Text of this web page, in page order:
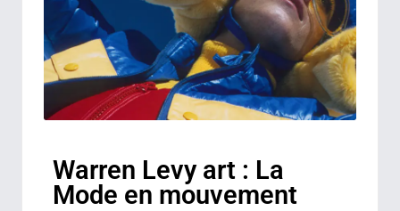
Warren Levy art : La
Mode en mouvement